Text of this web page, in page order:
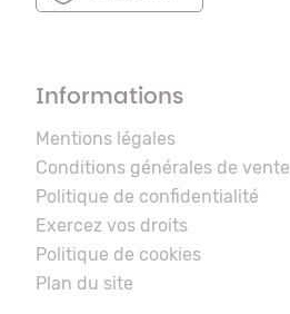
Informations
Mentions légales
Conditions générales de vente
Politique de confidentialité
Exercez vos droits
Politique de cookies
Plan du site